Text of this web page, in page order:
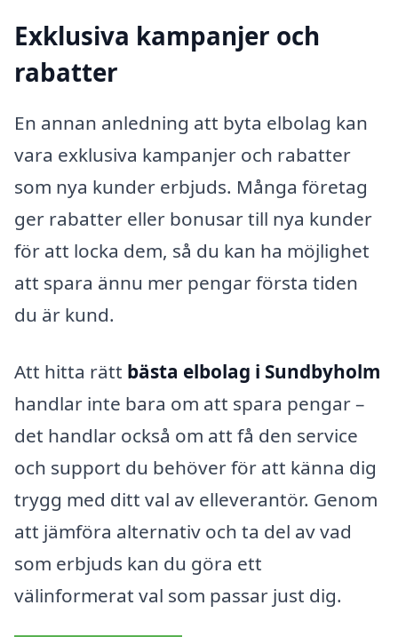
Exklusiva kampanjer och
rabatter
En annan anledning att byta elbolag kan
vara exklusiva kampanjer och rabatter
som nya kunder erbjuds. Många företag
ger rabatter eller bonusar till nya kunder
för att locka dem, så du kan ha möjlighet
att spara ännu mer pengar första tiden
du är kund.
Att hitta rätt bästa elbolag i Sundbyholm
handlar inte bara om att spara pengar –
det handlar också om att få den service
och support du behöver för att känna dig
trygg med ditt val av elleverantör. Genom
att jämföra alternativ och ta del av vad
som erbjuds kan du göra ett
välinformerat val som passar just dig.